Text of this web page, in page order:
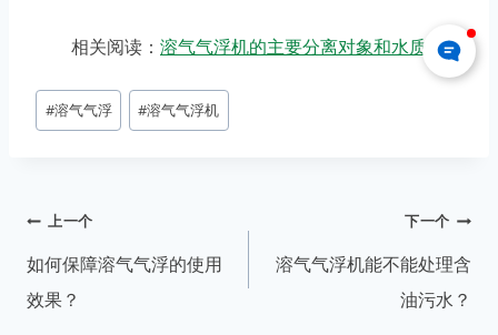
相关阅读： 溶气气浮机的主要分离对象和水质调整
#溶气气浮 #溶气气浮机
上一个
如何保障溶气气浮的使用
效果？
下一个
溶气气浮机能不能处理含
油污水？